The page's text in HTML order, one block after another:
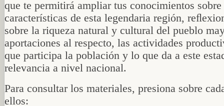
que te permitirá ampliar tus conocimientos sobre
características de esta legendaria región,
sobre la riqueza natural y cultural del pueblo
aportaciones al respecto, las actividades
que participa la población y lo que da a este
relevancia a nivel nacional.
Para consultar los materiales, presiona sobre
ellos: